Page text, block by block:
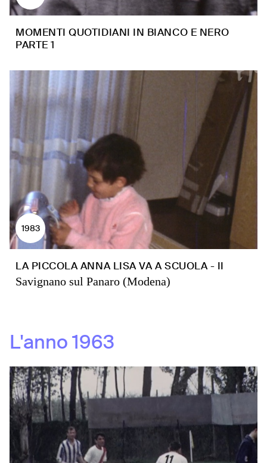
MOMENTI QUOTIDIANI IN BIANCO E NERO
PARTE 1
1983
LA PICCOLA ANNA LISA VA A SCUOLA - II
Savignano sul Panaro (Modena)
L'anno1963